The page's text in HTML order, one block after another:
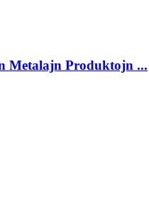
Metalajn Produktojn ...